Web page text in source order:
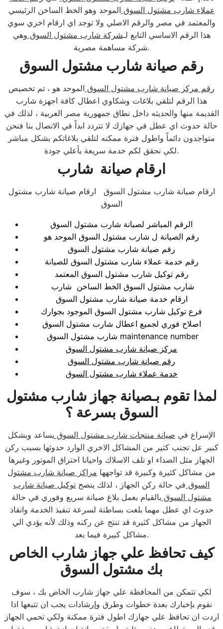
عملاء شارب مشتول السوق الموحد وهو الخط الساخن الرئيسي
والمعتمد في مصر والرقم الاصلي ولا توجد اي ارقام اخري سوي
هذا الرقم الاساسي التابع لـشركة شارب مشتول السوق وهي
شركة مساهمة مصرية.
رقم صيانة شارب مشتول السوق
رقم مركز صيانة شارب مشتول السوق الموحد هو ، تم تخصيص
هذا الرقم لتلقي بلاغات وشكاوي اعطال كافة اجهزة شارب
القديمة منها والحديثه داخل نطاق جمهورية مصر العربية ، لذلك في
حالة حدوث اي عطل في جهازك لا تتردد ابداً في الاتصال بنا فنحن
متواجدون دائماً واطول فترة ممكنه لتلقي بلاغاتكم بشكل مباشر
لكي نحقق لكم خدمة سريعة بأعلي جودة.
ارقام صيانة شارب
ارقام صيانة شارب مشتول السوق ارقام صيانة شارب مشتول
السوق
الرقم المباشر لصيانة شارب مشتول السوق
رقم الصيانة ل شارب مشتول السوق الموحد هو
رقم صيانة شارب مشتول السوق
رقم خدمة عملاء شارب مشتول السوق للصيانة
رقم توكيل شارب مشتول السوق المعتمد
شارب مشتول السوق الخط الساخن شارب
ارقام خدمة صيانة شارب مشتول السوق
فرع توكيل شارب مشتول السوق الموجود بجوارك
اصلاح فوري لجميع اعطال شارب مشتول السوق
شارب مشتول السوق maintenance number
مركز صيانة شارب مشتول السوق
رقم صيانة شارب مشتول السوق
خدمة عملاء شارب مشتول السوق
لمذا تقوم بـصيانة جهاز شارب مشتول
السوق بسرعة ؟
الإسراع في صيانة منتجات شارب مشتول السوق يساعد وبشكل
كبير عل تجنب كثير من المشاكل الاخري الوارد حدوثها بسبب ركن
الجهاز مثل الصداء او تلف الاسلاك واحيانا احتراق الموتور وغيرها
من مشاكل كثيرة وكبيرة قد تواجهها مراكز صيانة شارب مشتول
السوق في حالة ركن الجهاز ، لذلك ينصح توكيل صيانة شارب
مشتول السوق بالقيام بعمل بلاغ صيانة سريع وفوري في حالة
حدوث اي عطل مهما بلغت بساطتة لسرعة تنفيذ الخدمة وانقاذ
الجهاز من مشاكل كثيرة قد تنتج عن ركنه وذلك لأنه يؤدي الي
مشاكل كبيرة فيما بعد.
كيف تحافظ علي جهاز شارب الخاص
بك مشتول السوق
لكي تتمكن من المحافظة علي جهاز شارب الخاص بك ، سوف
نقوم بإخبارك بعدة خطوات وطرق وإرشادات يجب ان تتبعها اذا
اردت ان تحافظ علي جهازك اطول فترة ممكنة ولكي تحمي الجهاز